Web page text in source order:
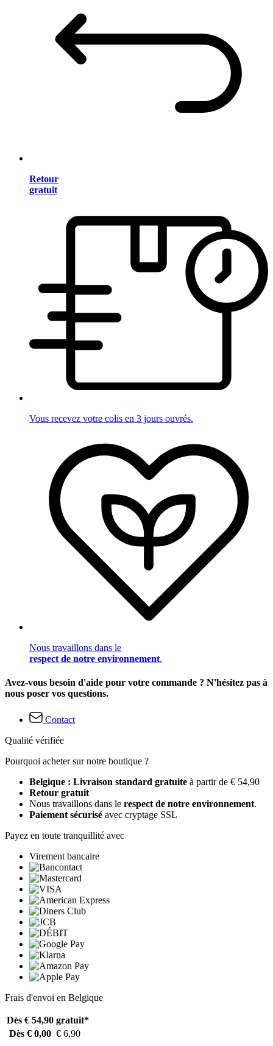
Retour
gratuit
Vous recevez votre colis en 3 jours ouvrés.
Nous travaillons dans le
respect de notre environnement.
Avez-vous besoin d'aide pour votre commande ? N'hésitez pas à
nous poser vos questions.
Contact
Qualité vérifiée
Pourquoi acheter sur notre boutique ?
Belgique : Livraison standard gratuite à partir de € 54,90
Retour gratuit
Nous travaillons dans le respect de notre environnement.
Paiement sécurisé avec cryptage SSL
Payez en toute tranquillité avec
Virement bancaire
Frais d'envoi en Belgique
Dès € 54,90 gratuit*
Dès € 0,00 € 6,90